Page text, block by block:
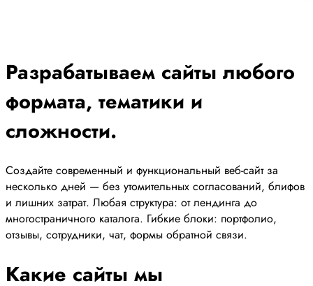
Разрабатываем сайты любого
формата, тематики и
сложности.
Создайте современный и функциональный веб-сайт за
несколько дней — без утомительных согласований, блифов
и лишних затрат. Любая структура: от лендинга до
многостраничного каталога. Гибкие блоки: портфолио,
отзывы, сотрудники, чат, формы обратной связи.
Какие сайты мы